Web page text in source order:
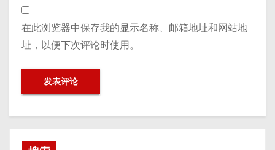
在此浏览器中保存我的显示名称、邮箱地址和网站地
址，以便下次评论时使用。